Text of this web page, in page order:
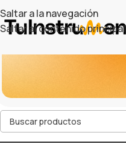
Saltar a la navegación
Saltar al contenido principal